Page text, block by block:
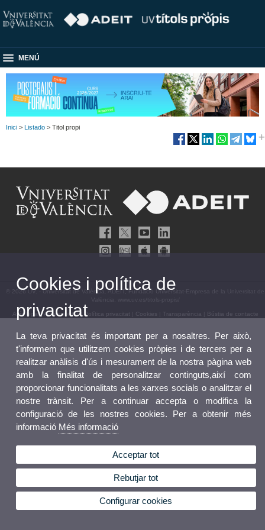
MENÚ
Inici > Listado > Titol propi
© 2026 UV. - Universitat de València. ADEIT, Fundació Universitat-Empresa de la Universitat de
València. www.uv.es/titols-propis/
Avís legal|Accessibilitat| Política privacitat Cookies Transparència Bústia de contacte
Cookies i política de
privacitat
La teva privacitat és important per a nosaltres. Per això,
t'informem que utilitzem cookies pròpies i de tercers per a
realitzar anàlisis d'ús i mesurament de la nostra pàgina web
amb la finalitat de personalitzar continguts,així com
proporcionar funcionalitats a les xarxes socials o analitzar el
nostre trànsit. Per a continuar accepta o modifica la
configuració de les nostres cookies. Per a obtenir més
informació Més informació
Acceptar tot
Rebutjar tot
Configurar cookies